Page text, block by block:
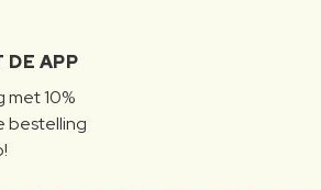
DE APP
met 10%
bestelling